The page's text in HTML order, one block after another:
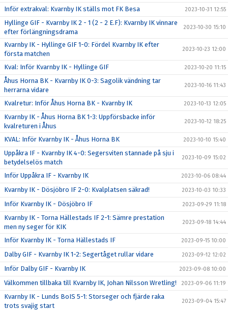
Inför extrakval: Kvarnby IK ställs mot FK Besa 2023-10-31 12:55
Hyllinge GIF - Kvarnby IK 2 - 1 (2 - 2 E.F): Kvarnby IK vinnare
efter förlängningsdrama
2023-10-30 15:10
Kvarnby IK - Hyllinge GIF 1-0: Fördel Kvarnby IK efter
första matchen
2023-10-23 12:00
Kval: Inför Kvarnby IK - Hyllinge GIF 2023-10-20 11:15
Åhus Horna BK - Kvarnby IK 0-3: Sagolik vändning tar
herrarna vidare
2023-10-16 11:43
Kvalretur: Inför Åhus Horna BK - Kvarnby IK 2023-10-13 12:05
Kvarnby IK - Åhus Horna BK 1-3: Uppförsbacke inför
kvalreturen i Åhus
2023-10-12 18:25
KVAL: Inför Kvarnby IK - Åhus Horna BK 2023-10-10 15:40
Uppåkra IF - Kvarnby IK 4-0: Segersviten stannade på sju i
betydelselös match
2023-10-09 15:02
Inför Uppåkra IF - Kvarnby IK 2023-10-06 08:44
Kvarnby IK - Dösjöbro IF 2-0: Kvalplatsen säkrad! 2023-10-03 10:33
Inför Kvarnby IK - Dösjöbro IF 2023-09-29 11:18
Kvarnby IK - Torna Hällestads IF 2-1: Sämre prestation
men ny seger för KIK
2023-09-18 14:44
Inför Kvarnby IK - Torna Hällestads IF 2023-09-15 10:00
Dalby GIF - Kvarnby IK 1-2: Segertåget rullar vidare 2023-09-12 12:02
Inför Dalby GIF - Kvarnby IK 2023-09-08 10:00
Välkommen tillbaka till Kvarnby IK, Johan Nilsson Wretling! 2023-09-06 11:19
Kvarnby IK - Lunds BoIS 5-1: Storseger och fjärde raka
trots svajig start
2023-09-04 15:47